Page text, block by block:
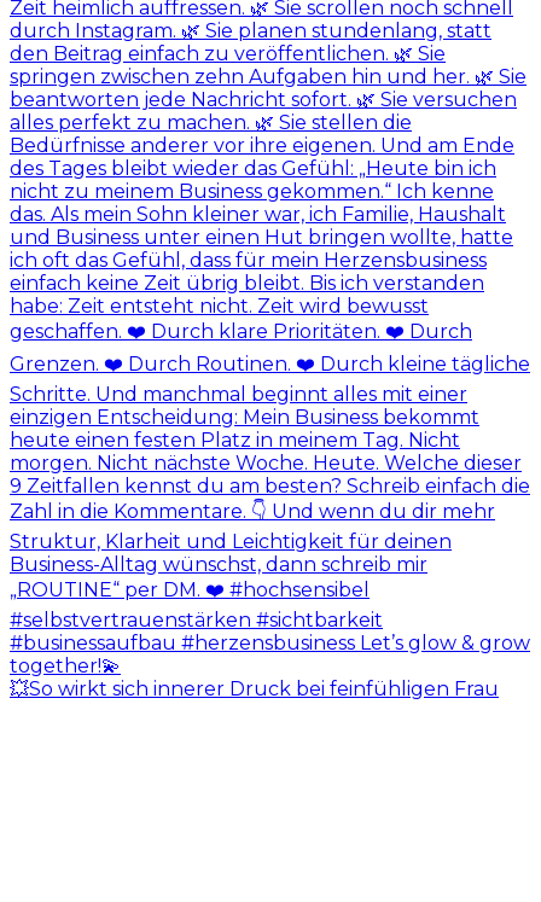
💥So wirkt sich innerer Druck bei feinfühligen Frau